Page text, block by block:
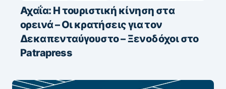
Αχαΐα: Η τουριστική κίνηση στα
ορεινά – Οι κρατήσεις για τον
Δεκαπενταύγουστο – Ξενοδόχοι στο
Patrapress